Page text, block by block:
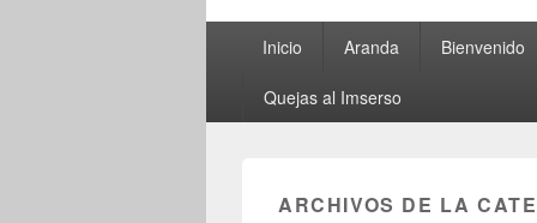
principalInicio Aranda Bienvenido
Quejas al Imserso
ARCHIVOS DE LA